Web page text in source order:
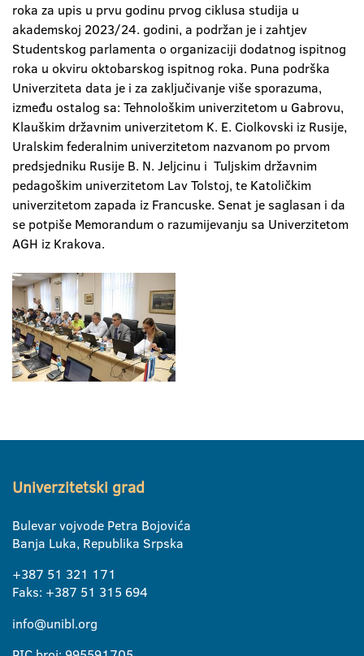
roka za upis u prvu godinu prvog ciklusa studija u
akademskoj 2023/24. godini, a podržan je i zahtjev
Studentskog parlamenta o organizaciji dodatnog ispitnog
roka u okviru oktobarskog ispitnog roka. Puna podrška
Univerziteta data je i za zaključivanje više sporazuma,
između ostalog sa: Tehnološkim univerzitetom u Gabrovu,
Klauškim državnim univerzitetom K. E. Ciolkovski iz Rusije,
Uralskim federalnim univerzitetom nazvanom po prvom
predsjedniku Rusije B. N. Jeljcinu i Tuljskim državnim
pedagoškim univerzitetom Lav Tolstoj, te Katoličkim
univerzitetom zapada iz Francuske. Senat je saglasan i da
se potpiše Memorandum o razumijevanju sa Univerzitetom
AGH iz Krakova.
Univerzitetski grad
Bulevar vojvode Petra Bojovića
Banja Luka, Republika Srpska
+387 51 321 171
Faks: +387 51 315 694
info@unibl.org